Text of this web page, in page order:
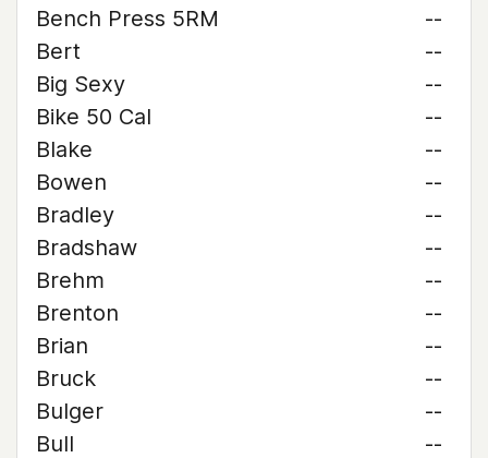
Bench Press 5RM
--
Bert
--
Big Sexy
--
Bike 50 Cal
--
Blake
--
Bowen
--
Bradley
--
Bradshaw
--
Brehm
--
Brenton
--
Brian
--
Bruck
--
Bulger
--
Bull
--